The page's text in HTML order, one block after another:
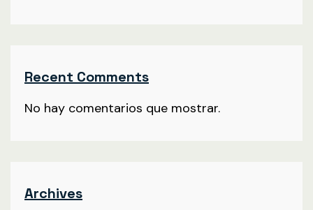
Recent Comments
No hay comentarios que mostrar.
Archives